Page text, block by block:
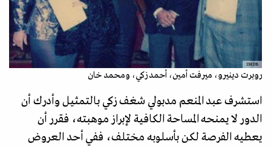
IMDB
روبرت دينيرو، ميرفت أمين، أحمد زكي، ومحمد خان
استشرف عبد المنعم مدبولي شغف زكي بالتمثيل وأدرك أن
الدور لا يمنحه المساحة الكافية لإبراز موهبته، فقرر أن
يعطيه الفرصة لكن بأسلوبه مختلف، ففي أحد العروض